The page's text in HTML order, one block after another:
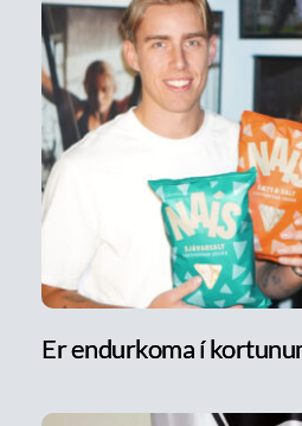
Er endurkoma í